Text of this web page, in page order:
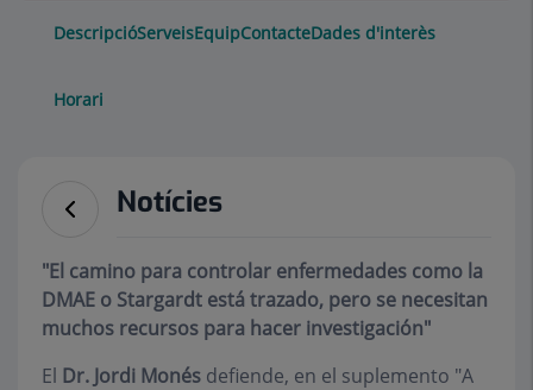
DescripcióServeisEquipContacteDades d'interès
Horari
Notícies
"El camino para controlar enfermedades como la
DMAE o Stargardt está trazado, pero se necesitan
muchos recursos para hacer investigación"
El Dr. Jordi Monés defiende, en el suplemento "A